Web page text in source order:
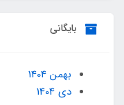
بایگانی
بهمن 1404
دی 1404